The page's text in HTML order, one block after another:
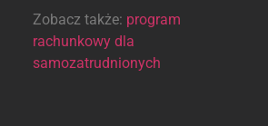
Zobacz także: program
rachunkowy dla
samozatrudnionych